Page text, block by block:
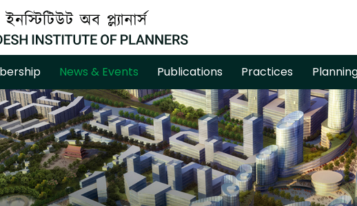
News & Events Publications Practices